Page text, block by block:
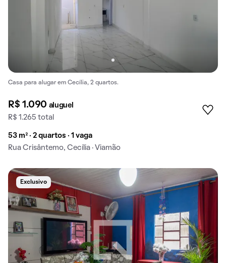
Casa para alugar em Cecília, 2 quartos.
R$ 1.090 aluguel
R$ 1.265 total
53 m² · 2 quartos · 1 vaga
Rua Crisântemo, Cecília · Viamão
Exclusivo